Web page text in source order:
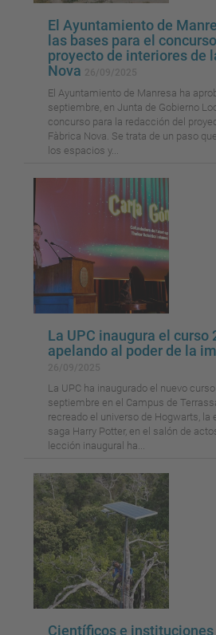
El Ayuntamiento de
las bases para el
proyecto de interiores de
Nova
El Ayuntamiento de Manresa ha
septiembre, en Junta de Gobierno
concurso para la redacción del
Fàbrica Nova. Se trata de un paso
los espacios y...
La UPC inaugura el curso
apelando al poder de la
La UPC ha inaugurado el nuevo
septiembre en el Campus de
recreado el universo de Hogwarts, la
saga Harry Potter, en el salón de
lección inaugural ha...
Científicos e instituciones